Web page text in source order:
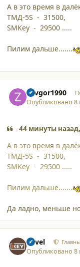
А в это время в
ТМД-5S - 31500,
SMKey - 29500 .....
Пилим дальше.......
Zavgor1990
Опубликовано8
44 минуты
А в это время в
ТМД-5S - 31500,
SMKey - 29500 .....
Пилим дальше.......
Да ладно, меньше
Pavel
Опубликовано8